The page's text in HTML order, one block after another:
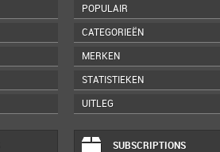
POPULAIR
CATEGORIEËN
MERKEN
STATISTIEKEN
UITLEG
SUBSCRIPTIONS